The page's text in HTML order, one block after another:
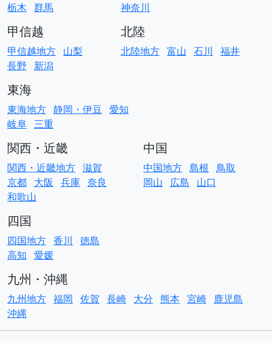
栃木 群馬
神奈川
甲信越
甲信越地方 山梨
長野
新潟
北陸
北陸地方 富山 石川 福井
東海
東海地方 静岡・伊豆 愛知
岐阜 三重
関西・近畿
関西・近畿地方 滋賀
京都 大阪 兵庫 奈良
和歌山
中国
中国地方 島根 鳥取
岡山
広島 山口
四国
四国地方 香川
徳島
高知 愛媛
九州・沖縄
九州地方 福岡 佐賀 長崎 大分 熊本 宮崎
鹿児島
沖縄